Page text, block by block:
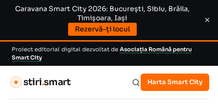
Caravana Smart City 2026: București, Sibiu, Brăila,
Timișoara, Iași
Rezervă-ți locul
×
Proiect editorial digital dezvoltat de Asociația Română pentru
Smart City
stiri.smart Harta Smart City